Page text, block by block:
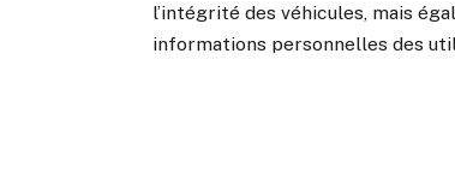
l’intégrité des véhicules, mais
informations personnelles des